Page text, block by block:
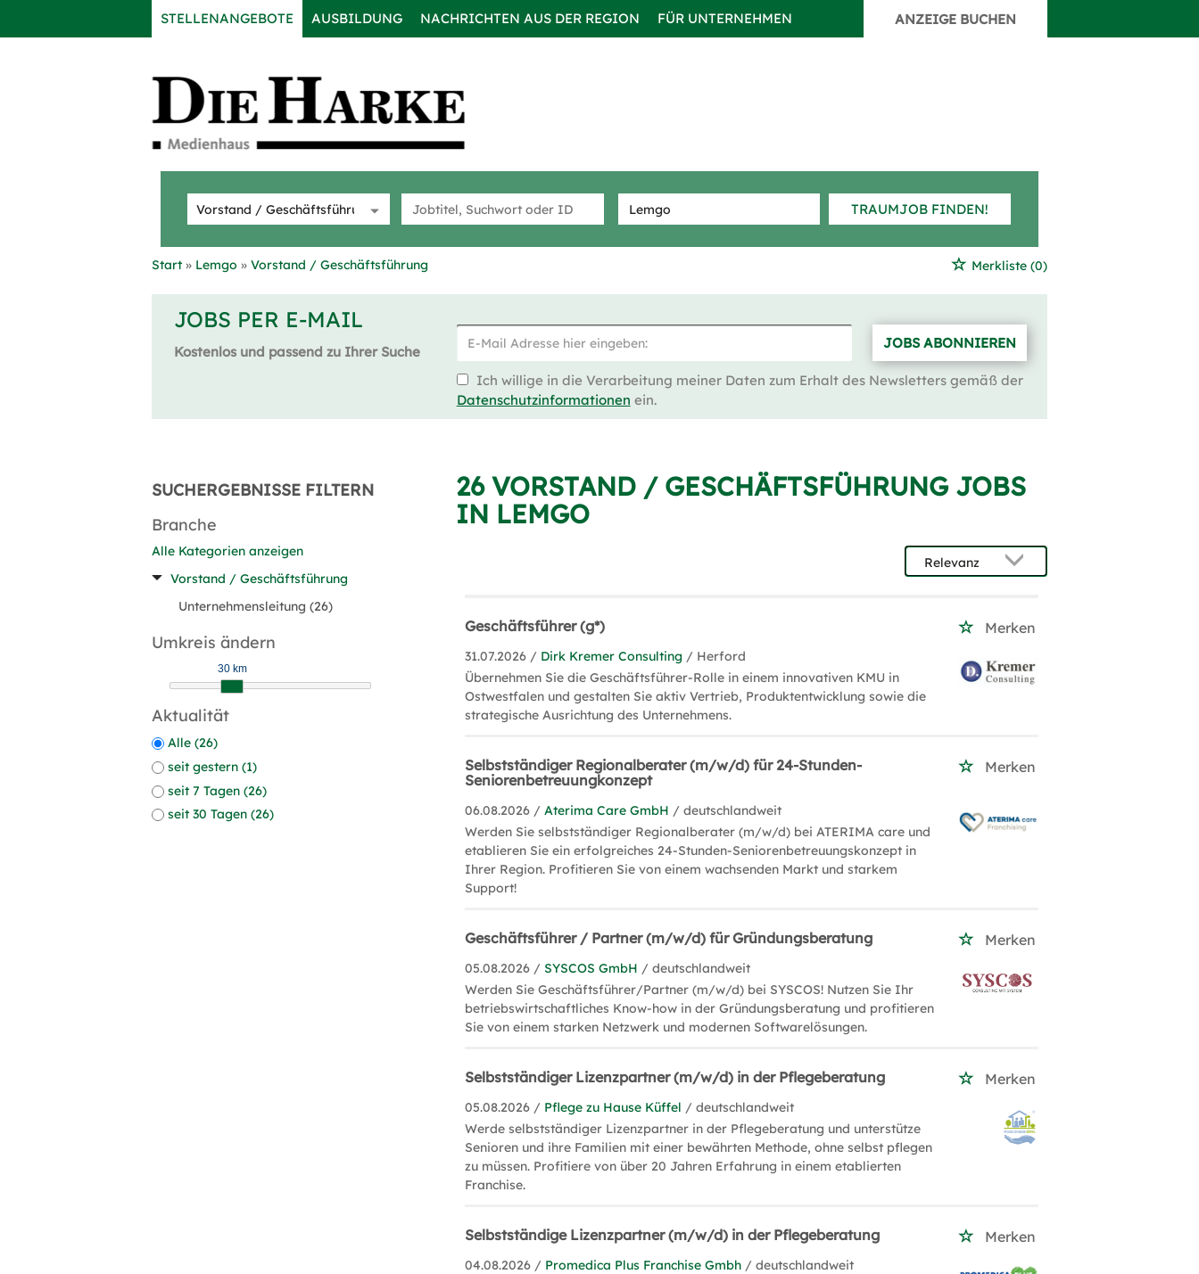
STELLENANGEBOTE AUSBILDUNG NACHRICHTEN AUS DER REGION FÜR UNTERNEHMEN ANZEIGE BUCHEN
TRAUMJOB FINDEN!
Start Lemgo Vorstand / Geschäftsführung Merkliste (0)
JOBS PER E-MAIL
Kostenlos und passend zu Ihrer Suche
JOBS ABONNIEREN
Ich willige in die Verarbeitung meiner Daten zum Erhalt des Newsletters gemäß der
Datenschutzinformationen ein.
SUCHERGEBNISSE FILTERN
Branche
Alle Kategorien anzeigen
Vorstand / Geschäftsführung
Unternehmensleitung (26)
Umkreis ändern
30 km
Aktualität
Alle (26)
seit gestern (1)
seit 7 Tagen (26)
seit 30 Tagen (26)
26 VORSTAND / GESCHÄFTSFÜHRUNG JOBS
IN LEMGO
Geschäftsführer (g*) Merken
31.07.2026 / Dirk Kremer Consulting / Herford
Übernehmen Sie die Geschäftsführer-Rolle in einem innovativen KMU in
Ostwestfalen und gestalten Sie aktiv Vertrieb, Produktentwicklung sowie die
strategische Ausrichtung des Unternehmens.
Selbstständiger Regionalberater (m/w/d) für 24-Stunden-
Seniorenbetreuungkonzept
Merken
06.08.2026 /Aterima Care GmbH / deutschlandweit
Werden Sie selbstständiger Regionalberater (m/w/d) bei ATERIMA care und
etablieren Sie ein erfolgreiches 24-Stunden-Seniorenbetreuungskonzept in
Ihrer Region. Profitieren Sie von einem wachsenden Markt und starkem
Support!
Geschäftsführer / Partner (m/w/d) für Gründungsberatung Merken
05.08.2026 /SYSCOS GmbH / deutschlandweit
Werden Sie Geschäftsführer/Partner (m/w/d) bei SYSCOS! Nutzen Sie Ihr
betriebswirtschaftliches Know-how in der Gründungsberatung und profitieren
Sie von einem starken Netzwerk und modernen Softwarelösungen.
Selbstständiger Lizenzpartner (m/w/d) in der Pflegeberatung Merken
05.08.2026 / Pflege zu Hause Küffel / deutschlandweit
Werde selbstständiger Lizenzpartner in der Pflegeberatung und unterstütze
Senioren und ihre Familien mit einer bewährten Methode, ohne selbst pflegen
zu müssen. Profitiere von über 20 Jahren Erfahrung in einem etablierten
Franchise.
Selbstständige Lizenzpartner (m/w/d) in der Pflegeberatung Merken
04.08.2026 / Promedica Plus Franchise Gmbh / deutschlandweit